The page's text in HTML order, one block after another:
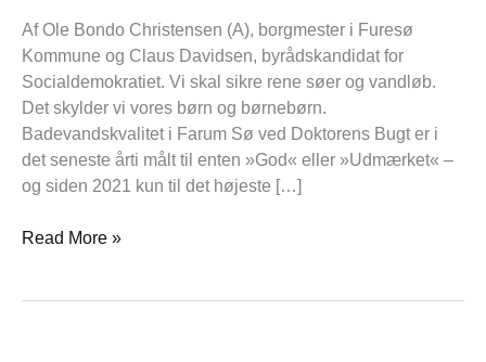
Af Ole Bondo Christensen (A), borgmester i Furesø
Kommune og Claus Davidsen, byrådskandidat for
Socialdemokratiet. Vi skal sikre rene søer og vandløb.
Det skylder vi vores børn og børnebørn.
Badevandskvalitet i Farum Sø ved Doktorens Bugt er i
det seneste årti målt til enten »God« eller »Udmærket« –
og siden 2021 kun til det højeste […]
fortalt
Read More »